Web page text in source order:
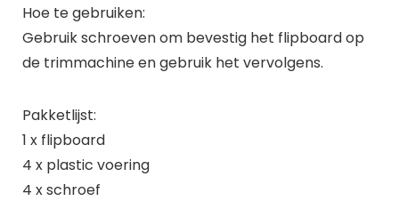
Hoe te gebruiken:
Gebruik schroeven om bevestig het flipboard op
de trimmachine en gebruik het vervolgens.
Pakketlijst:
1 x flipboard
4 x plastic voering
4 x schroef